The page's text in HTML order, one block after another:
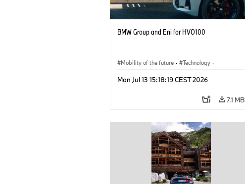
BMW Group and Eni for HVO100
Mobility of the future · Technology ·
Mon Jul 13 15:18:19 CEST 2026
7.1 MB